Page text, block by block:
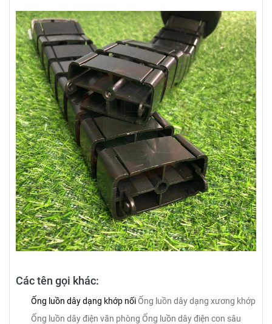
Các tên gọi khác:
Ống luồn dây dạng khớp nốiỐng luồn dây dạng xương khớp
Ống luồn dây điện văn phòng Ống luồn dây điện con sâu